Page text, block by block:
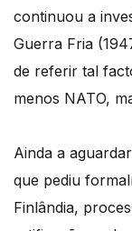
continuou a
Guerra Fria
de referir tal
menos NATO,
Ainda a
que pediu
Finlândia,